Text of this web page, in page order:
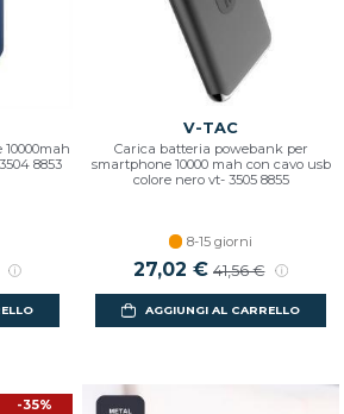
8853
V-TAC
Carica batteria powebank per
smartphone 10000 mah con cavo usb
colore nero vt- 3505 8855
8-15 giorni
27,02 € 41,56 €
AGGIUNGI AL CARRELLO
-35%